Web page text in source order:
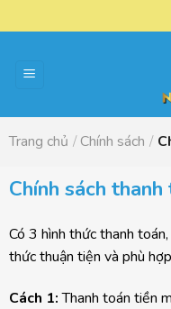
đến
dung
Trang chủ / Chính sách /
Chính sách thanh
Có 3 hình thức thanh
thức thuận tiện và phù
Cách 1:Thanh toán tiền